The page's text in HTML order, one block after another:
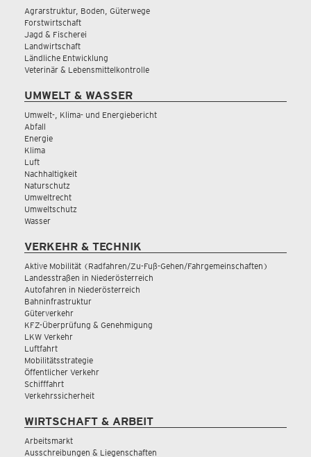
Agrarstruktur, Boden, Güterwege
Forstwirtschaft
Jagd & Fischerei
Landwirtschaft
Ländliche Entwicklung
Veterinär & Lebensmittelkontrolle
UMWELT & WASSER
Umwelt-, Klima- und Energiebericht
Abfall
Energie
Klima
Luft
Nachhaltigkeit
Naturschutz
Umweltrecht
Umweltschutz
Wasser
VERKEHR & TECHNIK
Aktive Mobilität (Radfahren/Zu-Fuß-Gehen/Fahrgemeinschaften)
Landesstraßen in Niederösterreich
Autofahren in Niederösterreich
Bahninfrastruktur
Güterverkehr
KFZ-Überprüfung & Genehmigung
LKW Verkehr
Luftfahrt
Mobilitätsstrategie
Öffentlicher Verkehr
Schifffahrt
Verkehrssicherheit
WIRTSCHAFT & ARBEIT
Arbeitsmarkt
Ausschreibungen & Liegenschaften